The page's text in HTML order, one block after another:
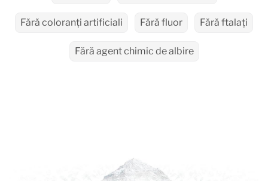
Fără coloranți artificiali Fără fluor Fără ftalați
Fără agent chimic de albire